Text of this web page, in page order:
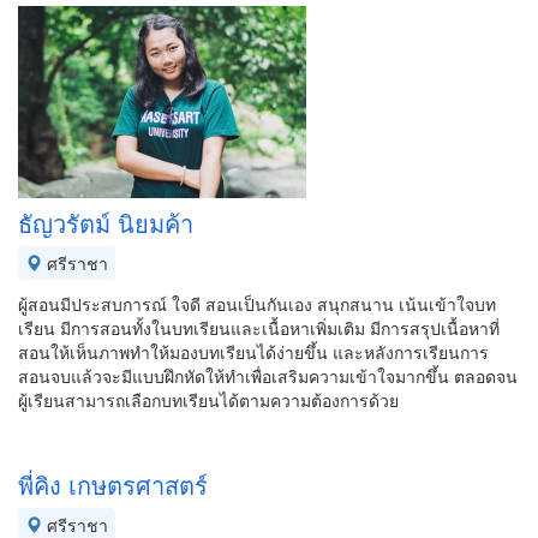
ธัญวรัตม์ นิยมค้า
ศรีราชา
ผู้สอนมีประสบการณ์ ใจดี สอนเป็นกันเอง สนุกสนาน เน้นเข้าใจบท
เรียน มีการสอนทั้งในบทเรียนและเนื้อหาเพิ่มเติม มีการสรุปเนื้อหาที่
สอนให้เห็นภาพทำให้มองบทเรียนได้ง่ายขึ้น และหลังการเรียนการ
สอนจบแล้วจะมีแบบฝึกหัดให้ทำเพื่อเสริมความเข้าใจมากขึ้น ตลอดจน
ผู้เรียนสามารถเลือกบทเรียนได้ตามความต้องการด้วย
พี่คิง เกษตรศาสตร์
ศรีราชา